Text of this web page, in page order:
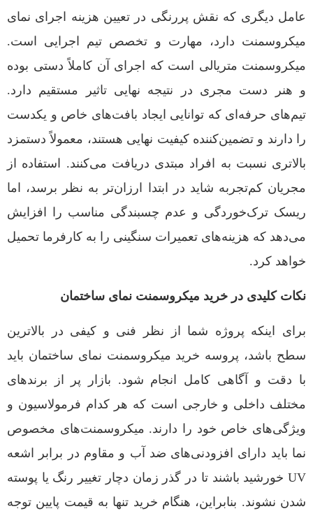
عامل دیگری که نقش پررنگی در تعیین هزینه اجرای نمای
میکروسمنت دارد، مهارت و تخصص تیم اجرایی است.
میکروسمنت متریالی است که اجرای آن کاملاً دستی بوده
و هنر دست مجری در نتیجه نهایی تاثیر مستقیم دارد.
تیم‌های حرفه‌ای که توانایی ایجاد بافت‌های خاص و یکدست
را دارند و تضمین‌کننده کیفیت نهایی هستند، معمولاً دستمزد
بالاتری نسبت به افراد مبتدی دریافت می‌کنند. استفاده از
مجریان کم‌تجربه شاید در ابتدا ارزان‌تر به نظر برسد، اما
ریسک ترک‌خوردگی و عدم چسبندگی مناسب را افزایش
می‌دهد که هزینه‌های تعمیرات سنگینی را به کارفرما تحمیل
خواهد کرد.
نکات کلیدی در خرید میکروسمنت نمای ساختمان
برای اینکه پروژه شما از نظر فنی و کیفی در بالاترین
سطح باشد، پروسه خرید میکروسمنت نمای ساختمان باید
با دقت و آگاهی کامل انجام شود. بازار پر از برندهای
مختلف داخلی و خارجی است که هر کدام فرمولاسیون و
ویژگی‌های خاص خود را دارند. میکروسمنت‌های مخصوص
نما باید دارای افزودنی‌های ضد آب و مقاوم در برابر اشعه
UV خورشید باشند تا در گذر زمان دچار تغییر رنگ یا پوسته
شدن نشوند. بنابراین، هنگام خرید تنها به قیمت پایین توجه